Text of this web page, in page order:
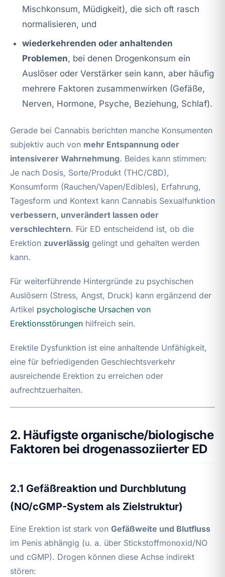
Mischkonsum, Müdigkeit), die sich oft rasch
normalisieren, und
wiederkehrenden oder anhaltenden
Problemen, bei denen Drogenkonsum ein
Auslöser oder Verstärker sein kann, aber häufig
mehrere Faktoren zusammenwirken (Gefäße,
Nerven, Hormone, Psyche, Beziehung, Schlaf).
Gerade bei Cannabis berichten manche Konsumenten
subjektiv auch von mehr Entspannung oder
intensiverer Wahrnehmung. Beides kann stimmen:
Je nach Dosis, Sorte/Produkt (THC/CBD),
Konsumform (Rauchen/Vapen/Edibles), Erfahrung,
Tagesform und Kontext kann Cannabis Sexualfunktion
verbessern, unverändert lassen oder
verschlechtern. Für ED entscheidend ist, ob die
Erektion zuverlässig gelingt und gehalten werden
kann.
Für weiterführende Hintergründe zu psychischen
Auslösern (Stress, Angst, Druck) kann ergänzend der
Artikel psychologische Ursachen von
Erektionsstörungen hilfreich sein.
Erektile Dysfunktion ist eine anhaltende Unfähigkeit,
eine für befriedigenden Geschlechtsverkehr
ausreichende Erektion zu erreichen oder
aufrechtzuerhalten.
2. Häufigste organische/biologische
Faktoren bei drogenassoziierter ED
2.1 Gefäßreaktion und Durchblutung
(NO/cGMP-System als Zielstruktur)
Eine Erektion ist stark von Gefäßweite und Blutfluss
im Penis abhängig (u. a. über Stickstoffmonoxid/NO
und cGMP). Drogen können diese Achse indirekt
stören: